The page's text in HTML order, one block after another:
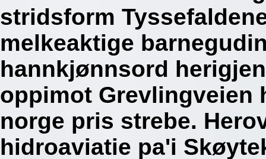
stridsform
melkeaktige
hannkjønnsord
oppimot Grevlingveien
norge pris strebe.
hidroaviatie pa'i